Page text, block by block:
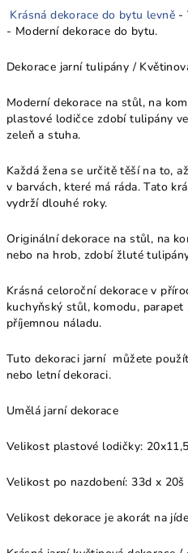
Krásná dekorace do bytu levně -
- Moderní dekorace do bytu.
Dekorace jarní tulipány /
Moderní dekorace na stůl, na
plastové lodičce zdobí tulipány
zeleň a stuha.
Každá žena se určitě těší na to,
v barvách, které má ráda. Tato
vydrží dlouhé roky.
Originální dekorace na stůl, na
nebo na hrob, zdobí žluté
Krásná celoroční dekorace v
kuchyňský stůl, komodu, parapet
příjemnou náladu.
Tuto dekoraci jarní můžete
nebo letní dekoraci.
Umělá jarní dekorace
Velikost plastové lodičky:
Velikost po nazdobení:33d x 20š
Velikost dekorace je akorát na